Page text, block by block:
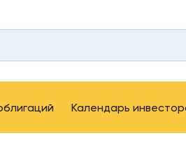
Календарь